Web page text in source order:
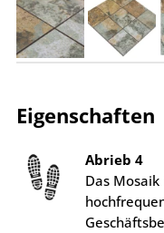
Eigenschaften
Abrieb 4
Das